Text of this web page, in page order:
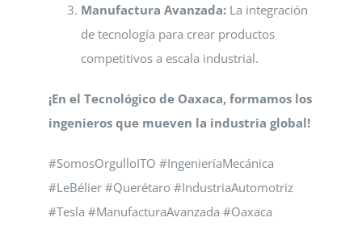
Manufactura Avanzada:La integración
de tecnología para crear productos
competitivos a escala industrial.
¡En el Tecnológico de Oaxaca, formamos los
ingenieros que mueven la industria global!
#SomosOrgulloITO #IngenieríaMecánica
#LeBélier #Querétaro #IndustriaAutomotriz
#Tesla #ManufacturaAvanzada #Oaxaca